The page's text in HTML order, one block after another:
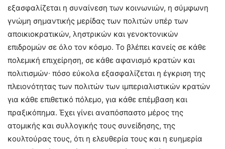
εξασφαλίζεται η συναίνεση των κοινωνιών, η σύμφωνη
γνώμη σημαντικής μερίδας των πολιτών υπέρ των
αποικιοκρατικών, ληστρικών και γενοκτονικών
επιδρομών σε όλο τον κόσμο. Το βλέπει κανείς σε κάθε
πολεμική επιχείρηση, σε κάθε αφανισμό κρατών και
πολιτισμών∙ πόσο εύκολα εξασφαλίζεται η έγκριση της
πλειονότητας των πολιτών των ιμπεριαλιστικών κρατών
για κάθε επιθετικό πόλεμο, για κάθε επέμβαση και
πραξικόπημα. Έχει γίνει αναπόσπαστο μέρος της
ατομικής και συλλογικής τους συνείδησης, της
κουλτούρας τους, ότι η ελευθερία τους και η ευημερία